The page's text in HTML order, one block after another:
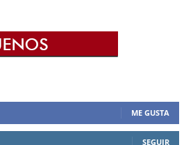
ME GUSTA
SEGUIR